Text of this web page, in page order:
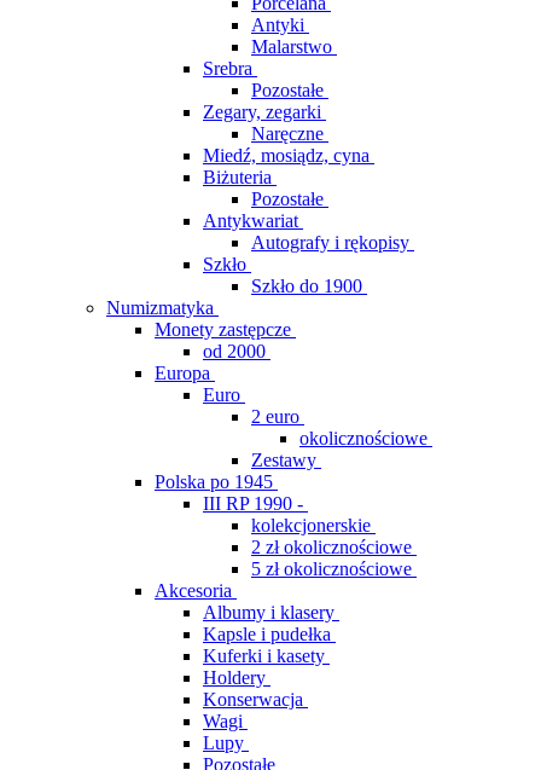
Antyki
Malarstwo
Srebra
Pozostałe
Zegary, zegarki
Naręczne
Miedź, mosiądz, cyna
Biżuteria
Pozostałe
Antykwariat
Autografy i rękopisy
Szkło
Szkło do 1900
Numizmatyka
Monety zastępcze
od 2000
Europa
Euro
2 euro
okolicznościowe
Zestawy
Polska po 1945
III RP 1990 -
kolekcjonerskie
2 zł okolicznościowe
5 zł okolicznościowe
Akcesoria
Albumy i klasery
Kapsle i pudełka
Kuferki i kasety
Holdery
Konserwacja
Wagi
Lupy
Pozostałe